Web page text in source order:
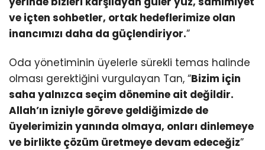
ve içten sohbetler, ortak hedeflerimize olan
inancımızı daha da güçlendiriyor.”
Oda yönetiminin üyelerle sürekli temas halinde
olması gerektiğini vurgulayan Tan, “Bizim için
saha yalnızca seçim dönemine ait değildir.
Allah’ın izniyle göreve geldiğimizde de
üyelerimizin yanında olmaya, onları dinlemeye
ve birlikte çözüm üretmeye devam edeceğiz”